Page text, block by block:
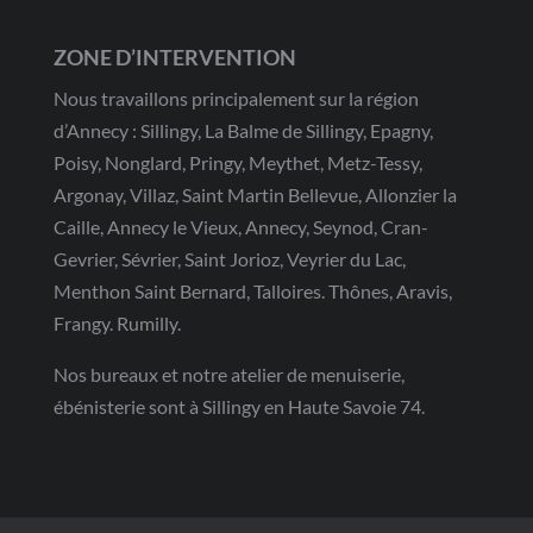
ZONE D’INTERVENTION
Nous travaillons principalement sur la région
d’Annecy : Sillingy, La Balme de Sillingy, Epagny,
Poisy, Nonglard, Pringy, Meythet, Metz-Tessy,
Argonay, Villaz, Saint Martin Bellevue, Allonzier la
Caille, Annecy le Vieux, Annecy, Seynod, Cran-
Gevrier, Sévrier, Saint Jorioz, Veyrier du Lac,
Menthon Saint Bernard, Talloires. Thônes, Aravis,
Frangy. Rumilly.
Nos bureaux et notre atelier de menuiserie,
ébénisterie sont à Sillingy en Haute Savoie 74.